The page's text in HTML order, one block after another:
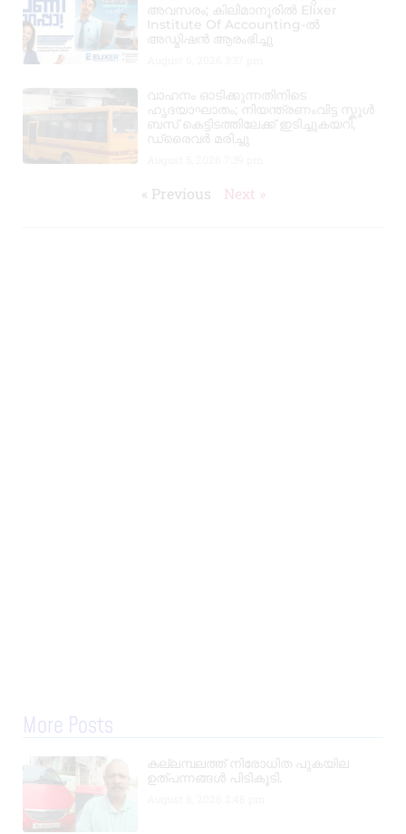
അവസരം; കിലിമാനൂരിൽ Elixer
Institute Of Accounting-ൽ
അഡ്മിഷൻ ആരംഭിച്ചു
വാഹനം ഓടിക്കുന്നതിനിടെ
ഹൃദയാഘാതം; നിയന്ത്രണംവിട്ട സ്കൂൾ
ബസ് കെട്ടിടത്തിലേക്ക് ഇടിച്ചുകയറി,
ഡ്രൈവർ മരിച്ചു
« Previous Next »
More Posts
കല്ലമ്പലത്ത് നിരോധിത പുകയില
ഉത്പന്നങ്ങൾ പിടികൂടി.